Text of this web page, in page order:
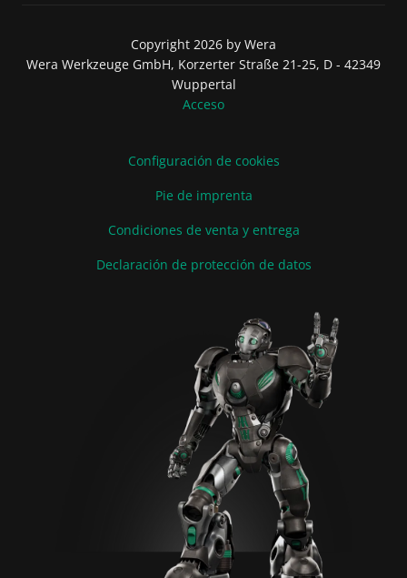
Copyright 2026 by Wera
Wera Werkzeuge GmbH, Korzerter Straße 21-25, D - 42349
Wuppertal
Acceso
Configuración de cookies
Pie de imprenta
Condiciones de venta y entrega
Declaración de protección de datos